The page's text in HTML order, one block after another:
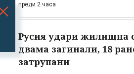
преди 2 часа
Русия удари жилищна
двама загинали, 18
затрупани